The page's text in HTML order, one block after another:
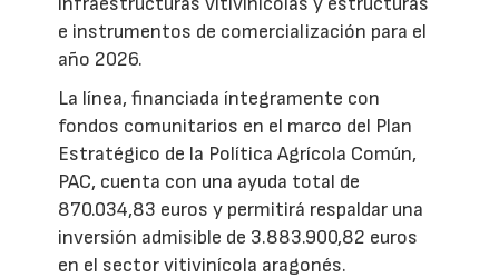
e instrumentos de comercialización para el
año 2026.
La línea, financiada íntegramente con
fondos comunitarios en el marco del Plan
Estratégico de la Política Agrícola Común,
PAC, cuenta con una ayuda total de
870.034,83 euros y permitirá respaldar una
inversión admisible de 3.883.900,82 euros
en el sector vitivinícola aragonés.